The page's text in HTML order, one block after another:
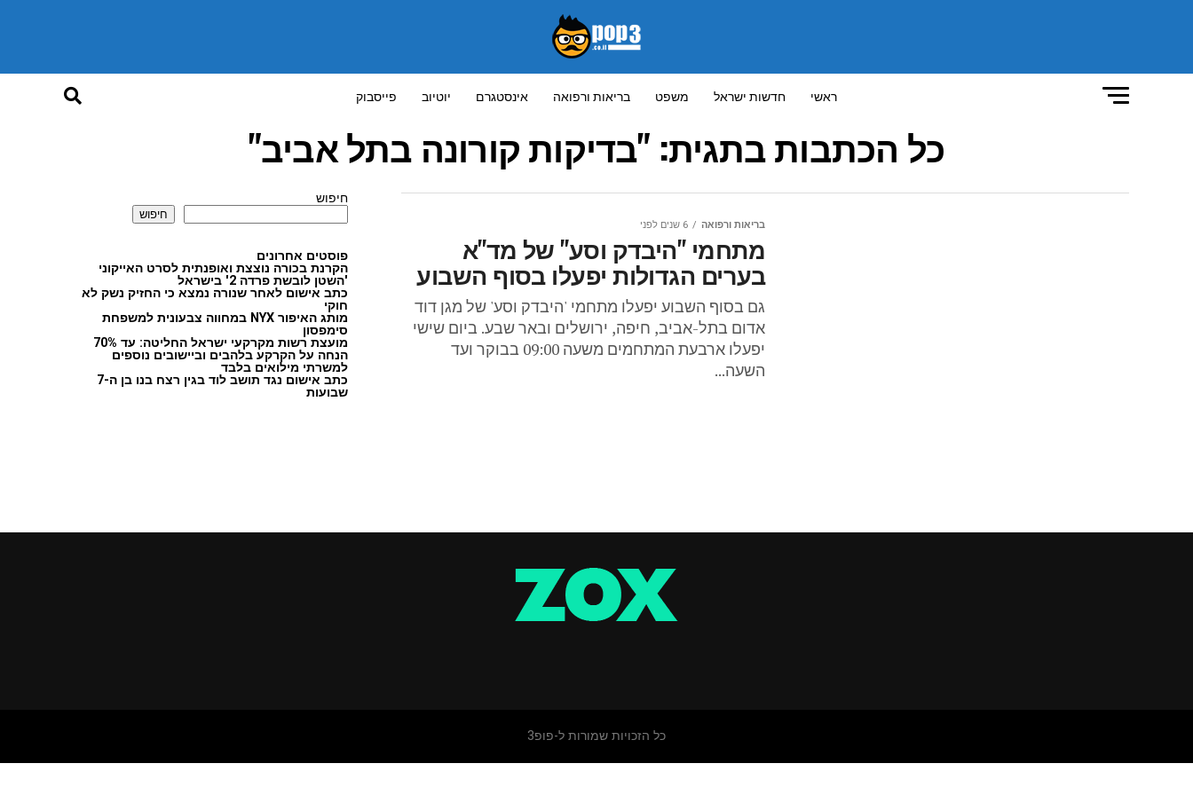
ראשי חדשות ישראל משפט בריאות ורפואה אינסטגרם יוטיוב פייסבוק
כל הכתבות בתגית: "בדיקות קורונה בתל אביב"
בריאות ורפואה 6 שנים לפני
מתחמי "היבדק וסע" של מד"א
בערים הגדולות יפעלו בסוף השבוע
גם בסוף השבוע יפעלו מתחמי 'היבדק וסע' של מגן דוד
אדום בתל-אביב, חיפה, ירושלים ובאר שבע. ביום שישי
יפעלו ארבעת המתחמים משעה 09:00 בבוקר ועד
השעה...
חיפוש
חיפוש
פוסטים אחרונים
הקרנת בכורה נוצצת ואופנתית לסרט האייקוני
'השטן לובשת פרדה 2' בישראל
כתב אישום לאחר שנורה נמצא כי החזיק נשק לא
חוקי
מותג האיפור NYX במחווה צבעונית למשפחת
סימפסון
מועצת רשות מקרקעי ישראל החליטה: עד 70%
הנחה על הקרקע בלהבים וביישובים נוספים
למשרתי מילואים בלבד
כתב אישום נגד תושב לוד בגין רצח בנו בן ה-7
שבועות
כל הזכויות שמורות ל-פופ3